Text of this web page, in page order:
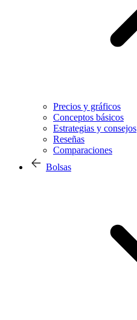
Precios y gráficos
Conceptos básicos
Estrategias y consejos
Reseñas
Comparaciones
Bolsas